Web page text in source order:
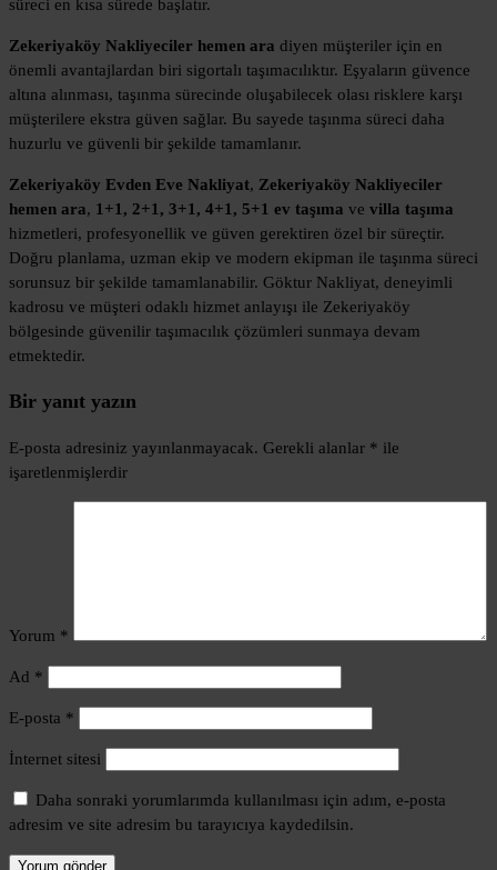
süreci en kısa sürede başlatır.
Zekeriyaköy Nakliyeciler hemen ara diyen müşteriler için en
önemli avantajlardan biri sigortalı taşımacılıktır. Eşyaların güvence
altına alınması, taşınma sürecinde oluşabilecek olası risklere karşı
müşterilere ekstra güven sağlar. Bu sayede taşınma süreci daha
huzurlu ve güvenli bir şekilde tamamlanır.
Zekeriyaköy Evden Eve Nakliyat, Zekeriyaköy Nakliyeciler
hemen ara, 1+1, 2+1, 3+1, 4+1, 5+1 ev taşıma ve villa taşıma
hizmetleri, profesyonellik ve güven gerektiren özel bir süreçtir.
Doğru planlama, uzman ekip ve modern ekipman ile taşınma süreci
sorunsuz bir şekilde tamamlanabilir. Göktur Nakliyat, deneyimli
kadrosu ve müşteri odaklı hizmet anlayışı ile Zekeriyaköy
bölgesinde güvenilir taşımacılık çözümleri sunmaya devam
etmektedir.
Bir yanıt yazın
E-posta adresiniz yayınlanmayacak. Gerekli alanlar * ile
işaretlenmişlerdir
Yorum *
Ad *
E-posta *
İnternet sitesi
Daha sonraki yorumlarımda kullanılması için adım, e-posta
adresim ve site adresim bu tarayıcıya kaydedilsin.